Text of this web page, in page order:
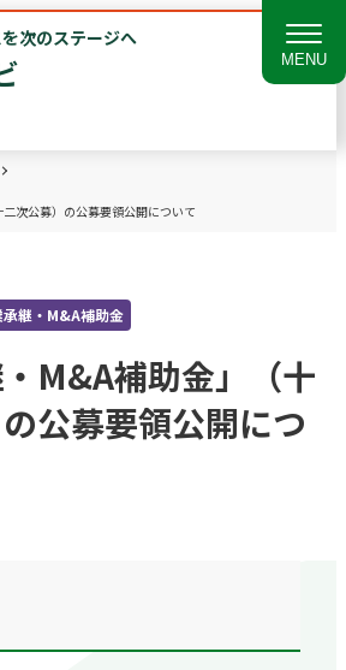
次のステージへ
MENU
二次公募）の公募要領公開について
承継・M&A補助金
・M&A補助金」（十
公募要領公開につ